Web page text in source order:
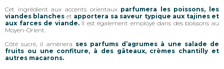
Cet ingrédient aux accents orientaux parfumera les poissons, les
viandes blanches et apportera sa saveur typique aux tajines et
aux farces de viande.Il est également employé dans des boissons au
Moyen-Orient.
Côté sucré, il amènera ses parfums d’agrumes à une salade de
fruits ou une confiture, à des gâteaux, crèmes chantilly et
autres macarons.